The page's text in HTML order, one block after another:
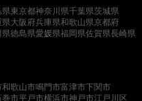
県東京都神奈川県千葉県茨城県
県大阪府兵庫県和歌山県京都府
県徳島県愛媛県福岡県佐賀県長崎県
和歌山市鳴門市富津市下関市
巻市平戸市横浜市神戸市江戸川区